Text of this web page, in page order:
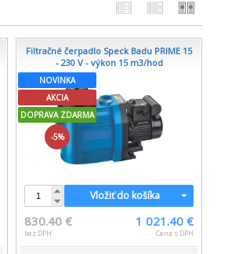
Filtračné čerpadlo Speck Badu PRIME 15
- 230 V - výkon 15 m3/hod
NOVINKA
AKCIA
DOPRAVA ZDARMA
-5%
Vložiť do košíka
830.40 €
bez DPH
1 021.40 €
Cena s DPH